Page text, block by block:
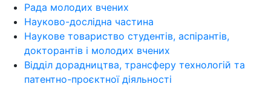
Рада молодих вчених
Науково-дослідна частина
Наукове товариство студентів, аспірантів,
докторантів і молодих вчених
Відділ дорадництва, трансферу технологій та
патентно-проєктної діяльності